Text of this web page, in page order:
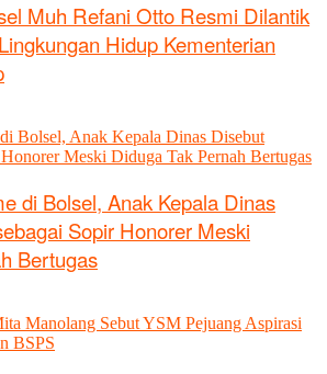
Muh Refani Otto Resmi Dilantik
Hidup Kementerian
di Bolsel, Anak Kepala Dinas
Sopir Honorer Meski
Bertugas